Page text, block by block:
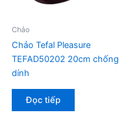
Chảo
Chảo Tefal Pleasure
TEFAD50202 20cm chống
dính
Đọc tiếp